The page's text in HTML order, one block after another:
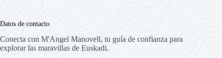
Datos de contacto
Conecta con M'Angel Manovell, tu guía de confianza para
explorar las maravillas de Euskadi.